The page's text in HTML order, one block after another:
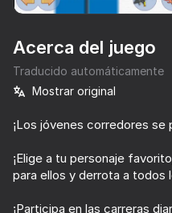
Acerca del juego
Traducido automáticamente
Mostrar original
¡Los jóvenes corredores se
¡Elige a tu personaje
para ellos y derrota a todos
¡Participa en las carreras